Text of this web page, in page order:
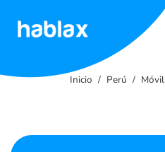
Inicio Perú Móvil